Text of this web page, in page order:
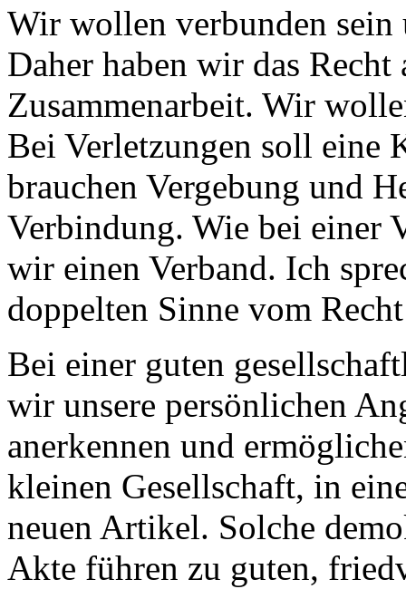
Wir wollen verbunden sein
Daher haben wir das
Zusammenarbeit. Wir
Bei Verletzungen soll eine
brauchen Vergebung und
Verbindung. Wie bei einer
wir einen Verband. Ich
doppelten Sinne vom
Bei einer guten
wir unsere persönlichen
anerkennen und
kleinen Gesellschaft, in
neuen Artikel. Solche
Akte führen zu guten,